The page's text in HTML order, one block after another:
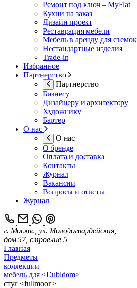
Ремонт под ключ – MyFlat
Кухни на заказ
Дизайн проект
Реставрация мебели
Мебель в аренду для съемок
Нестандартные изделия
Trade-in
Избранное
Партнерство
Партнерство
Бизнесу
Дизайнеру и архитектору
Художнику
Бартер
О нас
О нас
О бренде
Оплата и доставка
Контакты
Журнал
Вакансии
Вопросы и ответы
Журнал
г. Москва, ул. Молодогвардейская,
дом 57, строение 5
Главная
Предметы
коллекции
мебель для <Dubldom>
стул <fullmoon>